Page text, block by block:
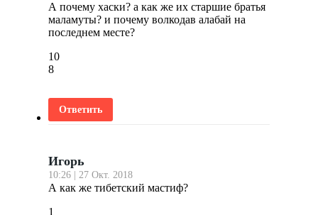
А почему хаски? а как же их старшие братья
маламуты? и почему волкодав алабай на
последнем месте?
10
8
Ответить
Игорь
10:26 | 27 Окт. 2018
А как же тибетский мастиф?
1